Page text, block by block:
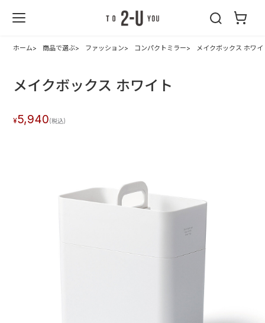
ホーム 商品で選ぶ ファッション コンパクトミラー メイクボックス ホワイ
メイクボックス ホワイト
5,940